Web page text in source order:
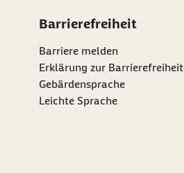
Barrierefreiheit
Barriere melden
Erklärung zur Barrierefreiheit
Gebärdensprache
Leichte Sprache